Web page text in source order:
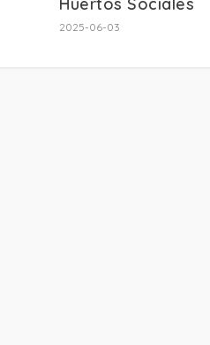
Huertos Sociales
2025-06-03